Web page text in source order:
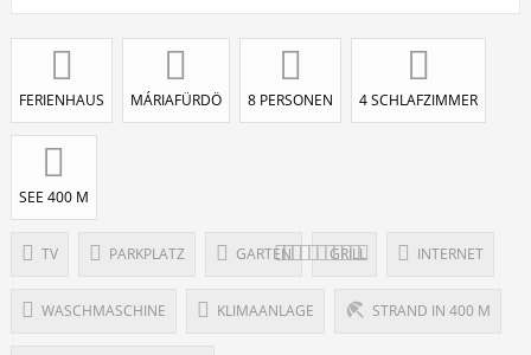
FERIENHAUS MÁRIAFÜRDÖ 8 PERSONEN 4 SCHLAFZIMMER
SEE 400 M
TV PARKPLATZ GARTEN GRILL INTERNET
WASCHMASCHINE KLIMAANLAGE STRAND IN 400 M